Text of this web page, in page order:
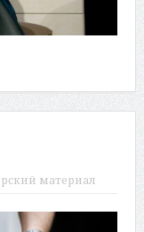
материал